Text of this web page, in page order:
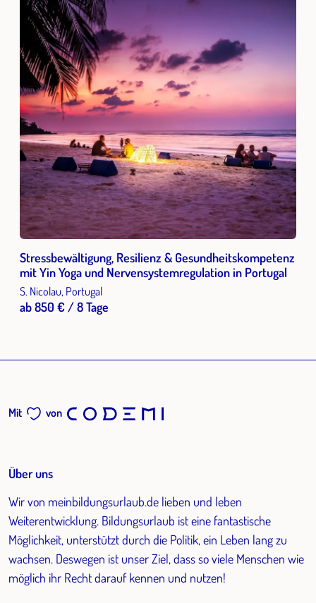
Stressbewältigung, Resilienz & Gesundheitskompetenz
mit Yin Yoga und Nervensystemregulation in Portugal
S. Nicolau, Portugal
ab 850 € / 8 Tage
Mit von
Über uns
Wir von meinbildungsurlaub.de lieben und leben
Weiterentwicklung. Bildungsurlaub ist eine fantastische
Möglichkeit, unterstützt durch die Politik, ein Leben lang zu
wachsen. Deswegen ist unser Ziel, dass so viele Menschen wie
möglich ihr Recht darauf kennen und nutzen!